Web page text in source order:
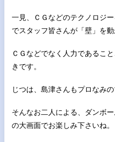
一見、ＣＧなどのテクノロジ
でスタッフ皆さんが「壁」を
ＣＧなどでなく人力であるこ
きです。
じつは、島津さんもプロなみの
そんなお二人による、ダンボ
の大画面でお楽しみ下さいね。